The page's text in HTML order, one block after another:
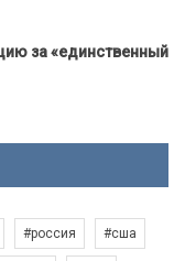
за «единственный
#россия #сша